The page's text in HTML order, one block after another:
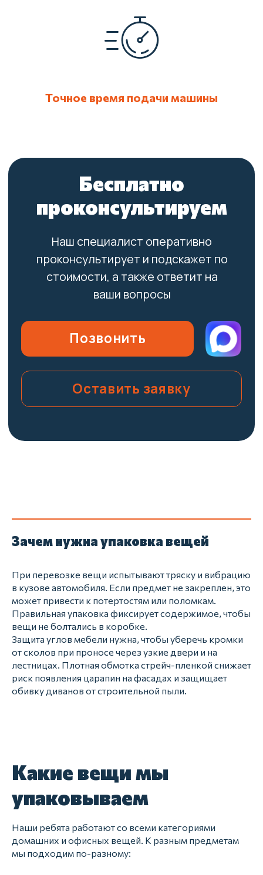
Точное время подачи машины
Зачем нужна упаковка вещей
При перевозке вещи испытывают тряску и вибрацию
в кузове автомобиля. Если предмет не закреплен, это
может привести к потертостям или поломкам.
Правильная упаковка фиксирует содержимое, чтобы
вещи не болтались в коробке.
Защита углов мебели нужна, чтобы уберечь кромки
от сколов при проносе через узкие двери и на
лестницах. Плотная обмотка стрейч-пленкой снижает
риск появления царапин на фасадах и защищает
обивку диванов от строительной пыли.
Какие вещи мы
упаковываем
Наши ребята работают со всеми категориями
домашних и офисных вещей. К разным предметам
мы подходим по-разному: